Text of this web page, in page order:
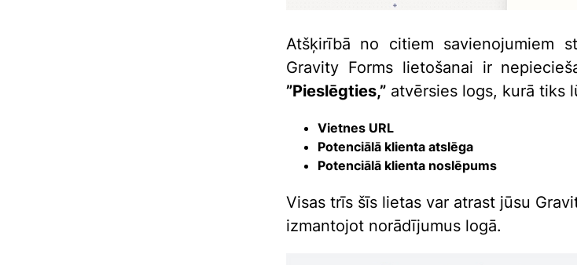
Atšķirībā no citiem savienojumiem
Gravity Forms lietošanai ir
”Pieslēgties,” atvērsies logs, kurā tiks
Vietnes URL
Potenciālā klienta atslēga
Potenciālā klienta noslēpums
Visas trīs šīs lietas var atrast jūsu
izmantojot norādījumus logā.